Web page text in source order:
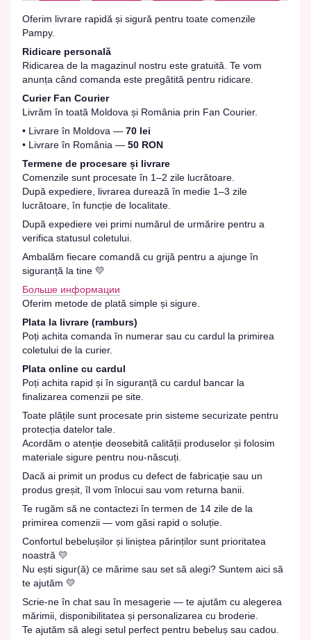
Oferim livrare rapidă și sigură pentru toate comenzile
Pampy.
Ridicare personală
Ridicarea de la magazinul nostru este gratuită. Te vom
anunța când comanda este pregătită pentru ridicare.
Curier Fan Courier
Livrăm în toată Moldova și România prin Fan Courier.
• Livrare în Moldova — 70 lei
• Livrare în România — 50 RON
Termene de procesare și livrare
Comenzile sunt procesate în 1–2 zile lucrătoare.
După expediere, livrarea durează în medie 1–3 zile
lucrătoare, în funcție de localitate.
După expediere vei primi numărul de urmărire pentru a
verifica statusul coletului.
Ambalăm fiecare comandă cu grijă pentru a ajunge în
siguranță la tine 💛
Больше информации
Oferim metode de plată simple și sigure.
Plata la livrare (ramburs)
Poți achita comanda în numerar sau cu cardul la primirea
coletului de la curier.
Plata online cu cardul
Poți achita rapid și în siguranță cu cardul bancar la
finalizarea comenzii pe site.
Toate plățile sunt procesate prin sisteme securizate pentru
protecția datelor tale.
Acordăm o atenție deosebită calității produselor și folosim
materiale sigure pentru nou-născuți.
Dacă ai primit un produs cu defect de fabricație sau un
produs greșit, îl vom înlocui sau vom returna banii.
Te rugăm să ne contactezi în termen de 14 zile de la
primirea comenzii — vom găsi rapid o soluție.
Confortul bebelușilor și liniștea părinților sunt prioritatea
noastră 💛
Nu ești sigur(ă) ce mărime sau set să alegi? Suntem aici să
te ajutăm 💛
Scrie-ne în chat sau în mesagerie — te ajutăm cu alegerea
mărimii, disponibilitatea și personalizarea cu broderie.
Te ajutăm să alegi setul perfect pentru bebeluș sau cadou.